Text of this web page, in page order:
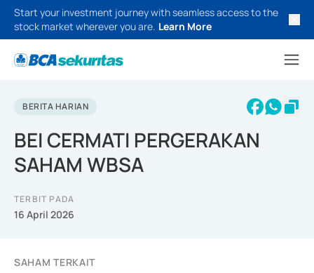
Start your investment journey with seamless access to the
stock market wherever you are. Learn More
BERITA HARIAN
BEI CERMATI PERGERAKAN
SAHAM WBSA
TERBIT PADA
16 April 2026
SAHAM TERKAIT